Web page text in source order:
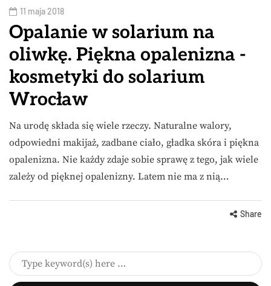
11 maja 2018
Opalanie w solarium na
oliwkę. Piękna opalenizna -
kosmetyki do solarium
Wrocław
Na urodę składa się wiele rzeczy. Naturalne walory,
odpowiedni makijaż, zadbane ciało, gładka skóra i piękna
opalenizna. Nie każdy zdaje sobie sprawę z tego, jak wiele
zależy od pięknej opalenizny. Latem nie ma z nią…
Share